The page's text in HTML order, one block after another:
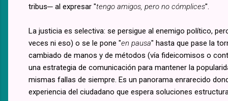
tribus─ al expresar "tengo amigos, pero no cómplices".
La justicia es selectiva: se persigue al enemigo político,
veces ni eso) o se le pone "en pausa" hasta que pase la
cambiado de manos y de métodos (vía fideicomisos o
una estrategia de comunicación para mantener la
mismas fallas de siempre. Es un panorama enrarecido
experiencia del ciudadano que espera soluciones